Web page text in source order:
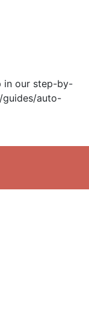
in our step-by-
guides/auto-